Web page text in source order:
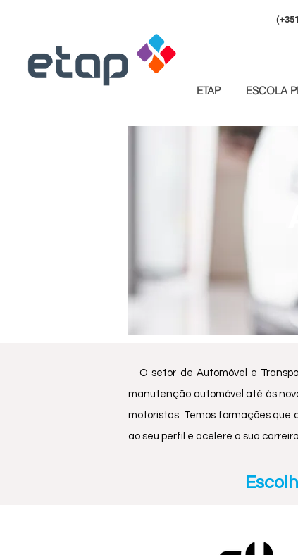
ETAP ESCOLA
O setor de Automóvel e
manutenção automóvel até às
motoristas. Temos formações que
ao seu perfil e acelere a sua